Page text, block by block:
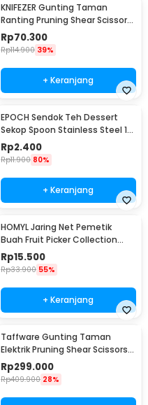
KNIFEZER Gunting Taman
Ranting Pruning Shear Scissors
20mm - 1025
Rp70.300
Rp114.900 39%
+ Keranjang
EPOCH Sendok Teh Dessert
Sekop Spoon Stainless Steel 1
PCS Round - LXY550
Rp2.400
Rp11.900 80%
+ Keranjang
HOMYL Jaring Net Pemetik
Buah Fruit Picker Collection
Head 14cm - HM16
Rp15.500
Rp33.900 55%
+ Keranjang
Taffware Gunting Taman
Elektrik Pruning Shear Scissors
48Vf 1500mAh - VIO48
Rp299.000
Rp409.900 28%